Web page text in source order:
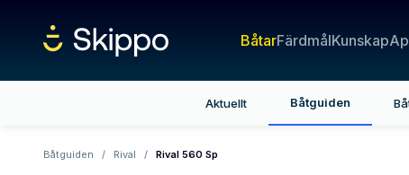
BåtarFärdmålKunskap
Aktuellt Båtguiden
Båtguiden / Rival / Rival 560 Sp